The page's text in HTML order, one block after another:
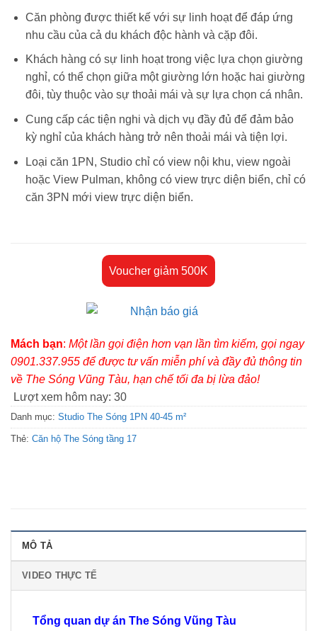
Căn phòng được thiết kế với sự linh hoạt để đáp ứng
nhu cầu của cả du khách độc hành và cặp đôi.
Khách hàng có sự linh hoạt trong việc lựa chọn giường
nghỉ, có thể chọn giữa một giường lớn hoặc hai giường
đôi, tùy thuộc vào sự thoải mái và sự lựa chọn cá nhân.
Cung cấp các tiện nghi và dịch vụ đầy đủ để đảm bảo
kỳ nghỉ của khách hàng trở nên thoải mái và tiện lợi.
Loại căn 1PN, Studio chỉ có view nội khu, view ngoài
hoặc View Pulman, không có view trực diện biển, chỉ có
căn 3PN mới view trực diện biển.
Voucher giảm 500K
Mách bạn: Một lần gọi điện hơn vạn lần tìm kiếm, gọi ngay
0901.337.955 để được tư vấn miễn phí và đầy đủ thông tin
về The Sóng Vũng Tàu, hạn chế tối đa bị lừa đảo!
Lượt xem hôm nay: 30
Danh mục: Studio The Sóng 1PN 40-45 m²
Thẻ: Căn hộ The Sóng tầng 17
MÔ TẢ
VIDEO THỰC TẾ
Tổng quan dự án The Sóng Vũng Tàu